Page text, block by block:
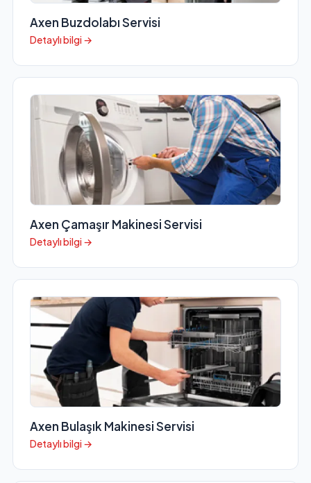
Axen Buzdolabı Servisi
Detaylı bilgi →
Axen Çamaşır Makinesi Servisi
Detaylı bilgi →
Axen Bulaşık Makinesi Servisi
Detaylı bilgi →